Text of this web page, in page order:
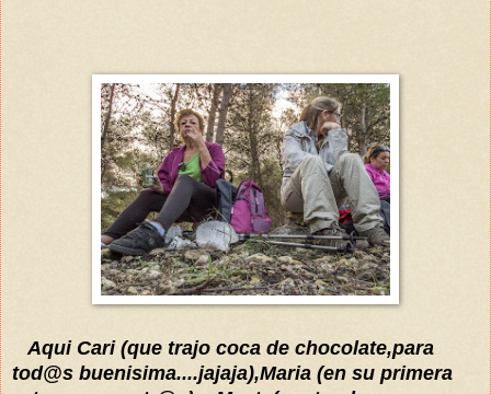
Aqui Cari (que trajo coca de chocolate,para
tod@s buenisima....jajaja),Maria (en su primera